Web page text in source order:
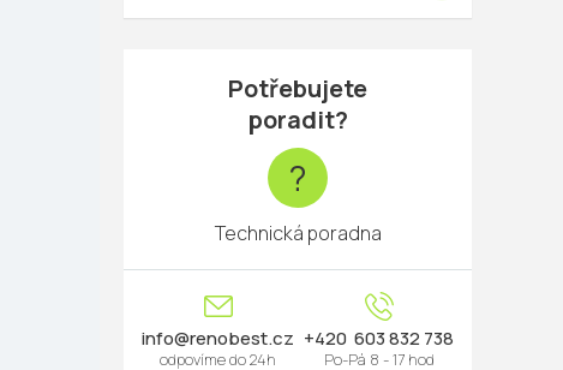
Potřebujete
poradit?
?
Technická poradna
info@renobest.cz 603 832 738